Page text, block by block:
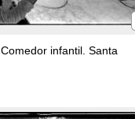
Comedor infantil. Santa